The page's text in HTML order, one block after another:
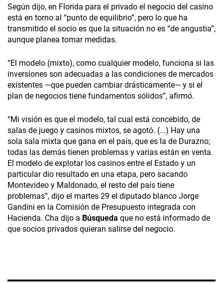
Según dijo, en Florida para el privado el negocio del casino
está en torno al “punto de equilibrio”, pero lo que ha
transmitido el socio es que la situación no es “de angustia”,
aunque planea tomar medidas.
“El modelo (mixto), como cualquier modelo, funciona si las
inversiones son adecuadas a las condiciones de mercados
existentes —que pueden cambiar drásticamente— y si el
plan de negocios tiene fundamentos sólidos”, afirmó.
“Mi visión es que el modelo, tal cual está concebido, de
salas de juego y casinos mixtos, se agotó. (...) Hay una
sola sala mixta que gana en el país, que es la de Durazno;
todas las demás tienen problemas y varias están en venta.
El modelo de explotar los casinos entre el Estado y un
particular dio resultado en una etapa, pero sacando
Montevideo y Maldonado, el resto del país tiene
problemas”, dijo el martes 29 el diputado blanco Jorge
Gandini en la Comisión de Presupuesto integrada con
Hacienda. Cha dijo a Búsqueda que no está informado de
que socios privados quieran salirse del negocio.